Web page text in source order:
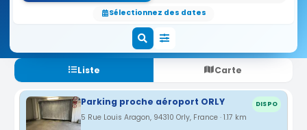
Sélectionnez des dates
Liste Carte
Parking proche aéroport ORLY DISPO
5 Rue Louis Aragon, 94310 Orly, France · 1.17 km